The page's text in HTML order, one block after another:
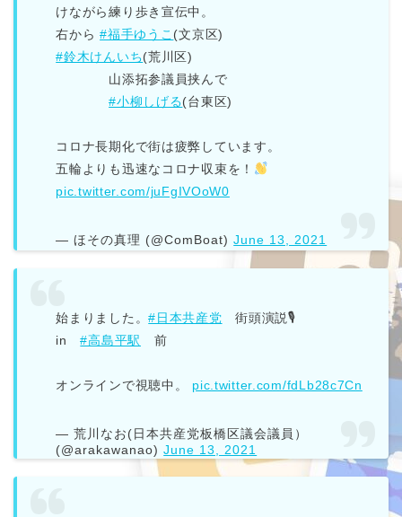
けながら練り歩き宣伝中。
右から#福手ゆうこ (文京区)
#鈴木けんいち(荒川区)
山添拓参議員挟んで
#小柳しげる(台東区)
コロナ長期化で街は疲弊しています。
五輪よりも迅速なコロナ収束を！
pic.twitter.com/juFgIVOoW0
— ほその真理 (@ComBoat)June 13, 2021
始まりました。#日本共産党 街頭演説🎙
in#高島平駅 前
オンラインで視聴中。 pic.twitter.com/fdLb28c7Cn
— 荒川なお(日本共産党板橋区議会議員）
(@arakawanao)June 13, 2021